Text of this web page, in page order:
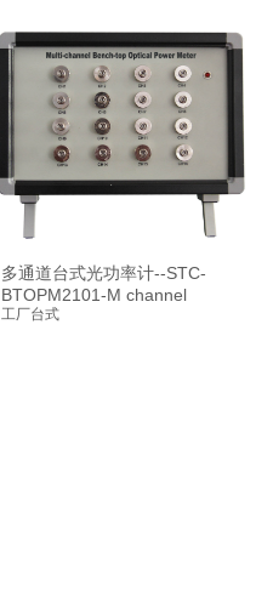
多通道台式光功率计--STC-
BTOPM2101-M channel
工厂台式